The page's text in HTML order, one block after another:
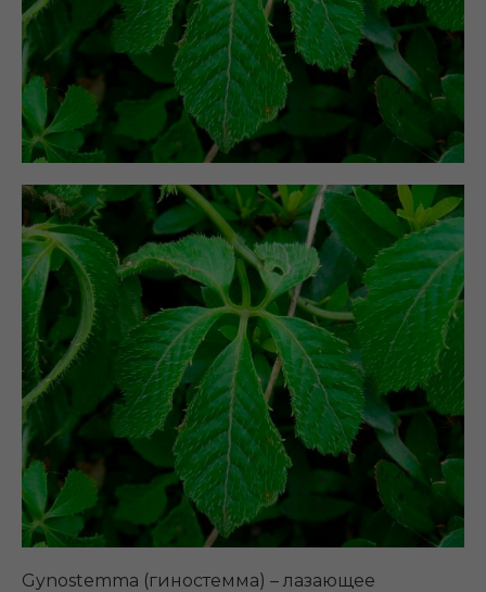
Gynostemma (гиностемма) – лазающее